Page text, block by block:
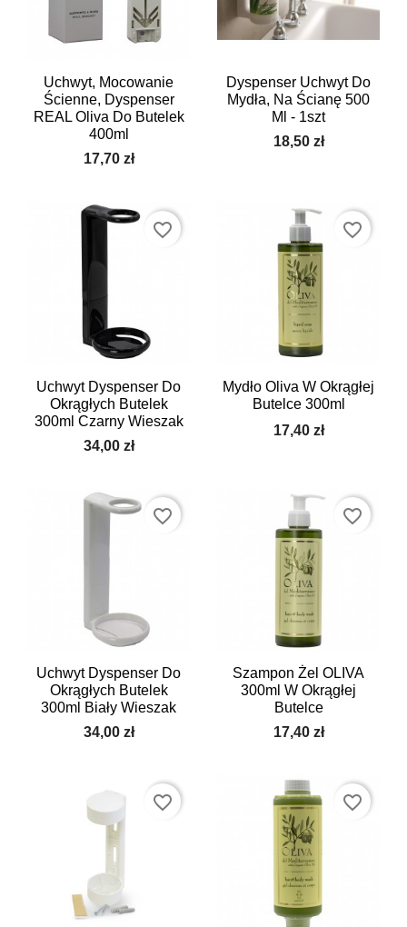
Uchwyt, Mocowanie
Ścienne, Dyspenser
REAL Oliva Do Butelek
400ml
17,70 zł
Dyspenser Uchwyt Do
Mydła, Na Ścianę 500
Ml - 1szt
18,50 zł
Uchwyt Dyspenser Do
Okrągłych Butelek
300ml Czarny Wieszak
34,00 zł
favorite_border
Mydło Oliva W Okrągłej
Butelce 300ml
17,40 zł
favorite_border
Uchwyt Dyspenser Do
Okrągłych Butelek
300ml Biały Wieszak
34,00 zł
favorite_border
Szampon Żel OLIVA
300ml W Okrągłej
Butelce
17,40 zł
favorite_border
favorite_border favorite_border